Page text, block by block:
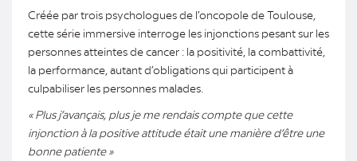
Créée par trois psychologues de l’oncopole de Toulouse,
cette série immersive interroge les injonctions pesant sur les
personnes atteintes de cancer : la positivité, la combattivité,
la performance, autant d’obligations qui participent à
culpabiliser les personnes malades.
« Plus j’avançais, plus je me rendais compte que cette
injonction à la positive attitude était une manière d’être une
bonne patiente »